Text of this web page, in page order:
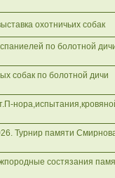
охотничьих собак
по болотной
собак по болотной дичи
Турнир памяти
состязания